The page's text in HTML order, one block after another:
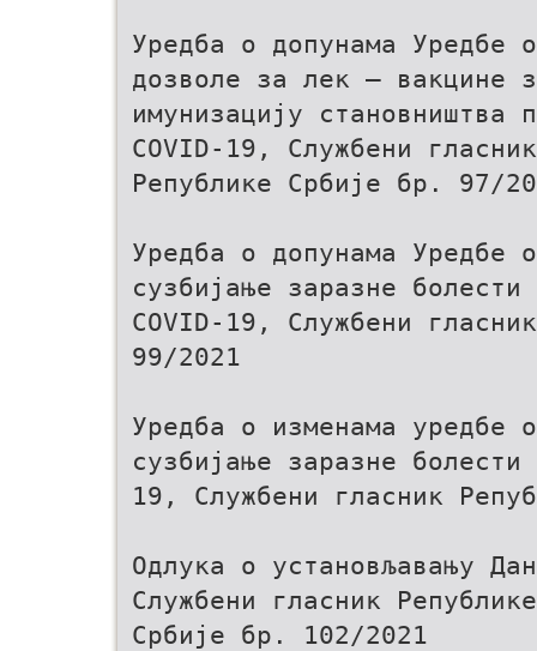
Уредба о допунама Уредбе
дозволе за лек – вакцине
имунизацију становништва
COVID-19, Службени гласник
Републике Србије бр. 97/
Уредба о допунама Уредбе
сузбијање заразне болести
COVID-19, Службени
99/2021
Уредба о изменама уредбе
сузбијање заразне болести
19, Службени гласник
Одлука о установљавању
Службени гласник Републике
Србије бр. 102/2021